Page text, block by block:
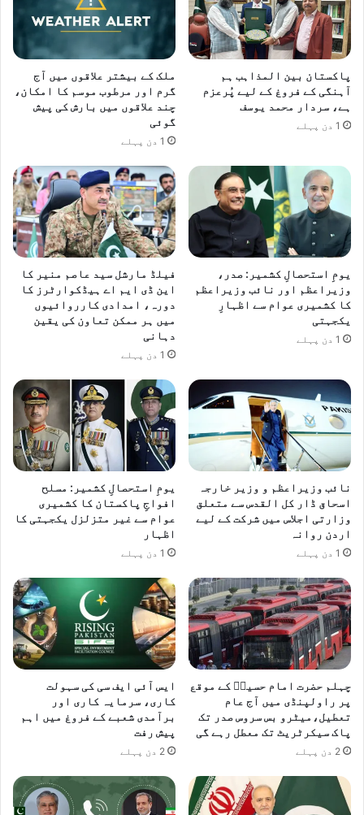
پاکستان بین المذاہب ہم
آہنگی کے فروغ کے لیے پُرعزم
ہے، سردار محمد یوسف
1 دن پہلے
ملک کے بیشتر علاقوں میں آج
گرم اور مرطوب موسم کا امکان،
چند علاقوں میں بارش کی پیش
گوئی
1 دن پہلے
یومِ استحصالِ کشمیر: صدر،
وزیراعظم اور نائب وزیراعظم
کا کشمیری عوام سے اظہارِ
یکجہتی
1 دن پہلے
فیلڈ مارشل سید عاصم منیر کا
این ڈی ایم اے ہیڈکوارٹرز کا
دورہ، امدادی کارروائیوں
میں ہر ممکن تعاون کی یقین
دہانی
1 دن پہلے
نائب وزیراعظم و وزیر خارجہ
اسحاق ڈار کل القدس سے متعلق
وزارتی اجلاس میں شرکت کے لیے
اردن روانہ
1 دن پہلے
یومِ استحصالِ کشمیر: مسلح
افواجِ پاکستان کا کشمیری
عوام سے غیر متزلزل یکجہتی کا
اظہار
1 دن پہلے
چہلم حضرت امام حسینؓ کے موقع
پر راولپنڈی میں آج عام
تعطیل،میٹرو بس سروس صدر تک
پاک سیکرٹریٹ تک معطل رہے گی
2 دن پہلے
ایس آئی ایف سی کی سہولت
کاری، سرمایہ کاری اور
برآمدی شعبے کے فروغ میں اہم
پیش رفت
2 دن پہلے